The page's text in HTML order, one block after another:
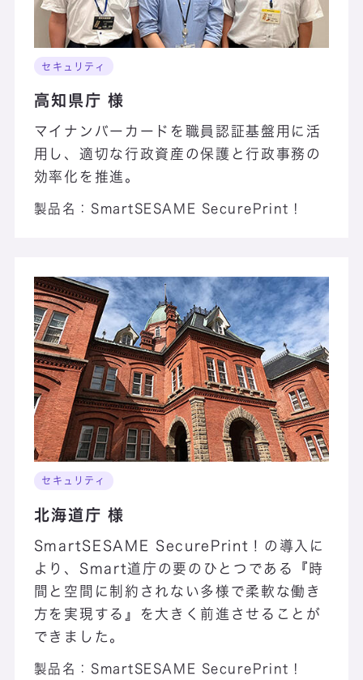
セキュリティ
高知県庁 様
マイナンバーカードを職員認証基盤用に活
用し、適切な行政資産の保護と行政事務の
効率化を推進。
製品名： SmartSESAME SecurePrint！
セキュリティ
北海道庁 様
SmartSESAME SecurePrint！の導入に
より、Smart道庁の要のひとつである『時
間と空間に制約されない多様で柔軟な働き
方を実現する』を大きく前進させることが
できました。
製品名： SmartSESAME SecurePrint！